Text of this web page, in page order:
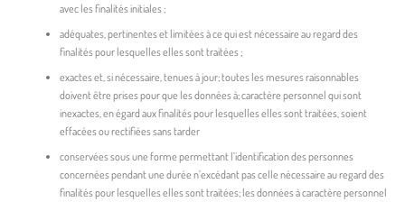
avec les finalités initiales ;
adéquates, pertinentes et limitées à ce qui est nécessaire au regard des
finalités pour lesquelles elles sont traitées ;
exactes et, si nécessaire, tenues à jour; toutes les mesures raisonnables
doivent être prises pour que les données à; caractère personnel qui sont
inexactes, en égard aux finalités pour lesquelles elles sont traitées, soient
effacées ou rectifiées sans tarder
conservées sous une forme permettant l’identification des personnes
concernées pendant une durée n’excédant pas celle nécessaire au regard des
finalités pour lesquelles elles sont traitées; les données à caractère personnel